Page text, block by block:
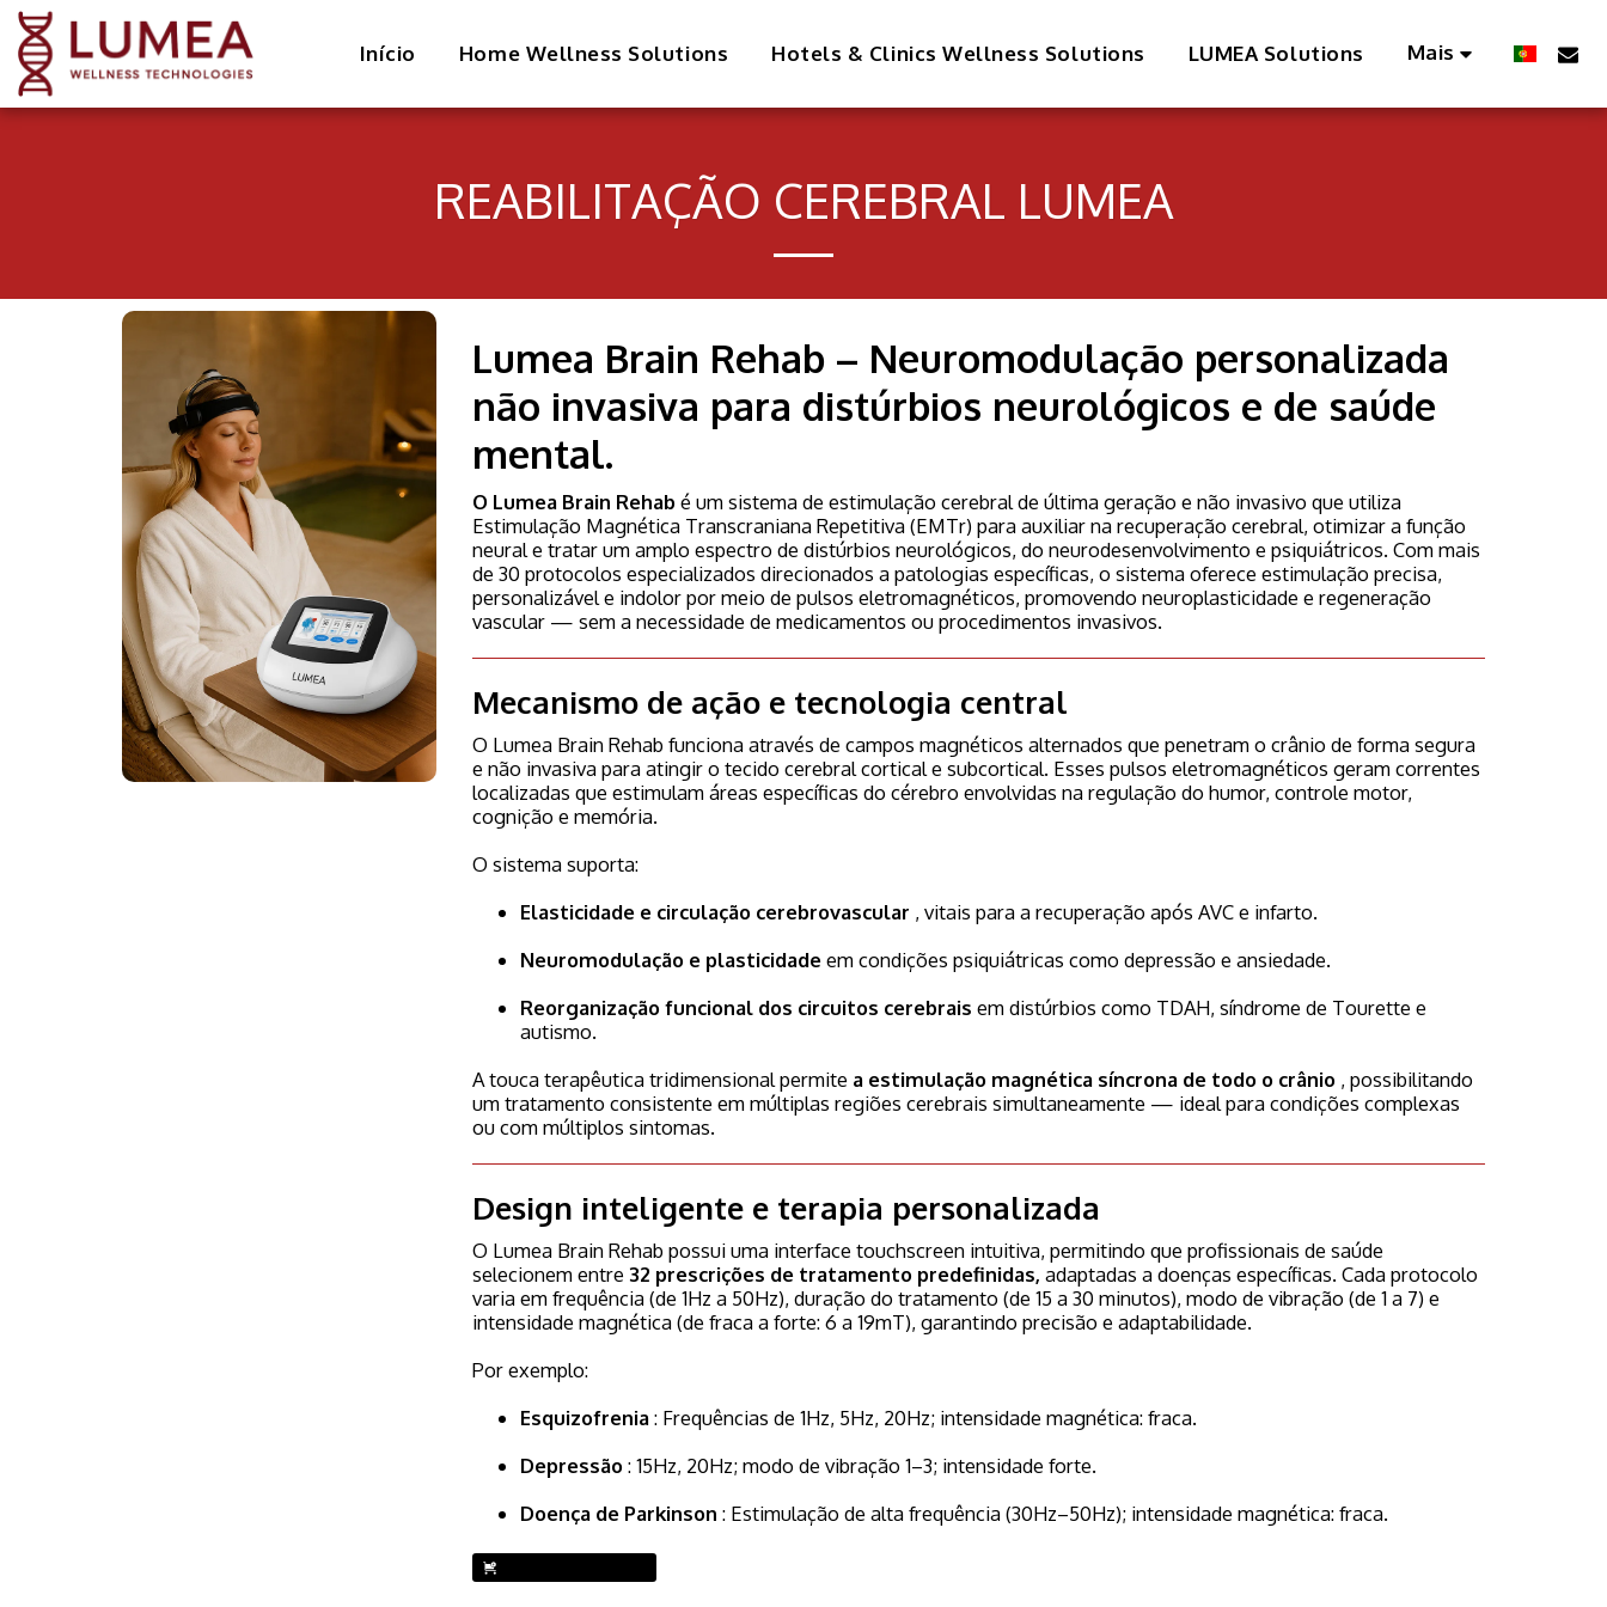
Início Home Wellness Solutions Hotels & Clinics Wellness Solutions LUMEA Solutions Mais
REABILITAÇÃO CEREBRAL LUMEA
Lumea Brain Rehab – Neuromodulação personalizada
não invasiva para distúrbios neurológicos e de saúde
mental.
O Lumea Brain Rehab é um sistema de estimulação cerebral de última geração e não invasivo que utiliza
Estimulação Magnética Transcraniana Repetitiva (EMTr) para auxiliar na recuperação cerebral, otimizar a função
neural e tratar um amplo espectro de distúrbios neurológicos, do neurodesenvolvimento e psiquiátricos. Com mais
de 30 protocolos especializados direcionados a patologias específicas, o sistema oferece estimulação precisa,
personalizável e indolor por meio de pulsos eletromagnéticos, promovendo neuroplasticidade e regeneração
vascular — sem a necessidade de medicamentos ou procedimentos invasivos.
Mecanismo de ação e tecnologia central
O Lumea Brain Rehab funciona através de campos magnéticos alternados que penetram o crânio de forma segura
e não invasiva para atingir o tecido cerebral cortical e subcortical. Esses pulsos eletromagnéticos geram correntes
localizadas que estimulam áreas específicas do cérebro envolvidas na regulação do humor, controle motor,
cognição e memória.
O sistema suporta:
Elasticidade e circulação cerebrovascular , vitais para a recuperação após AVC e infarto.
Neuromodulação e plasticidadeem condições psiquiátricas como depressão e ansiedade.
Reorganização funcional dos circuitos cerebrais em distúrbios como TDAH, síndrome de Tourette e
autismo.
A touca terapêutica tridimensional permite a estimulação magnética síncrona de todo o crânio , possibilitando
um tratamento consistente em múltiplas regiões cerebrais simultaneamente — ideal para condições complexas
ou com múltiplos sintomas.
Design inteligente e terapia personalizada
O Lumea Brain Rehab possui uma interface touchscreen intuitiva, permitindo que profissionais de saúde
selecionem entre 32 prescrições de tratamento predefinidas, adaptadas a doenças específicas. Cada protocolo
varia em frequência (de 1Hz a 50Hz), duração do tratamento (de 15 a 30 minutos), modo de vibração (de 1 a 7) e
intensidade magnética (de fraca a forte: 6 a 19mT), garantindo precisão e adaptabilidade.
Por exemplo:
Esquizofrenia: Frequências de 1Hz, 5Hz, 20Hz; intensidade magnética: fraca.
Depressão : 15Hz, 20Hz; modo de vibração 1–3; intensidade forte.
Doença de Parkinson : Estimulação de alta frequência (30Hz–50Hz); intensidade magnética: fraca.